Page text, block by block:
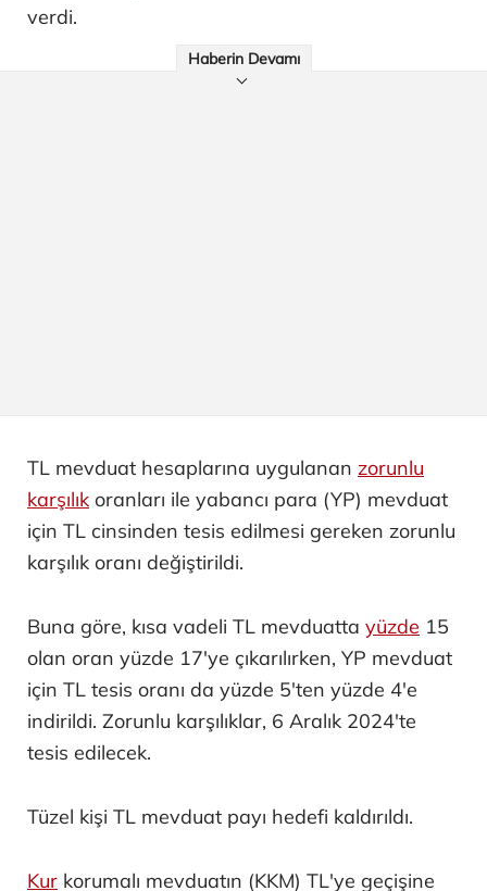
verdi.
Haberin Devamı
TL mevduat hesaplarına uygulanan zorunlu
karşılık oranları ile yabancı para (YP) mevduat
için TL cinsinden tesis edilmesi gereken zorunlu
karşılık oranı değiştirildi.
Buna göre, kısa vadeli TL mevduatta yüzde 15
olan oran yüzde 17'ye çıkarılırken, YP mevduat
için TL tesis oranı da yüzde 5'ten yüzde 4'e
indirildi. Zorunlu karşılıklar, 6 Aralık 2024'te
tesis edilecek.
Tüzel kişi TL mevduat payı hedefi kaldırıldı.
Kur korumalı mevduatın (KKM) TL'ye geçişine